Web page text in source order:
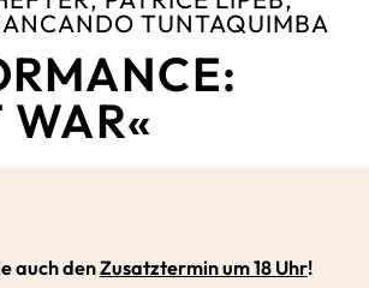
WAR«
TUNTAQUIMBA
auch denZusatztermin um 18 Uhr!